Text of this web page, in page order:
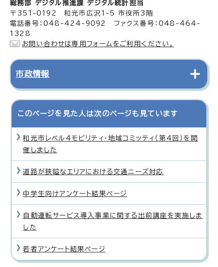
総務部 デジタル推進課 デジタル統計担当
〒351-0192 和光市広沢1-5 市役所3階
電話番号：048-424-9092 ファクス番号：048-464-
1328
お問い合わせは専用フォームをご利用ください。
市政情報
このページを見た人は次のページも見ています
和光市レベル4モビリティ・地域コミッティ（第4回）を開
催しました
道路が狭隘なエリアにおける交通ニーズ対応
中学生向けアンケート結果ページ
自動運転サービス導入事業に関する出前講座を実施しま
した
若者アンケート結果ページ